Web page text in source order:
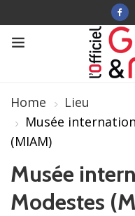
Home
Lieu
Musée
(MIAM)
Musée
Modestes